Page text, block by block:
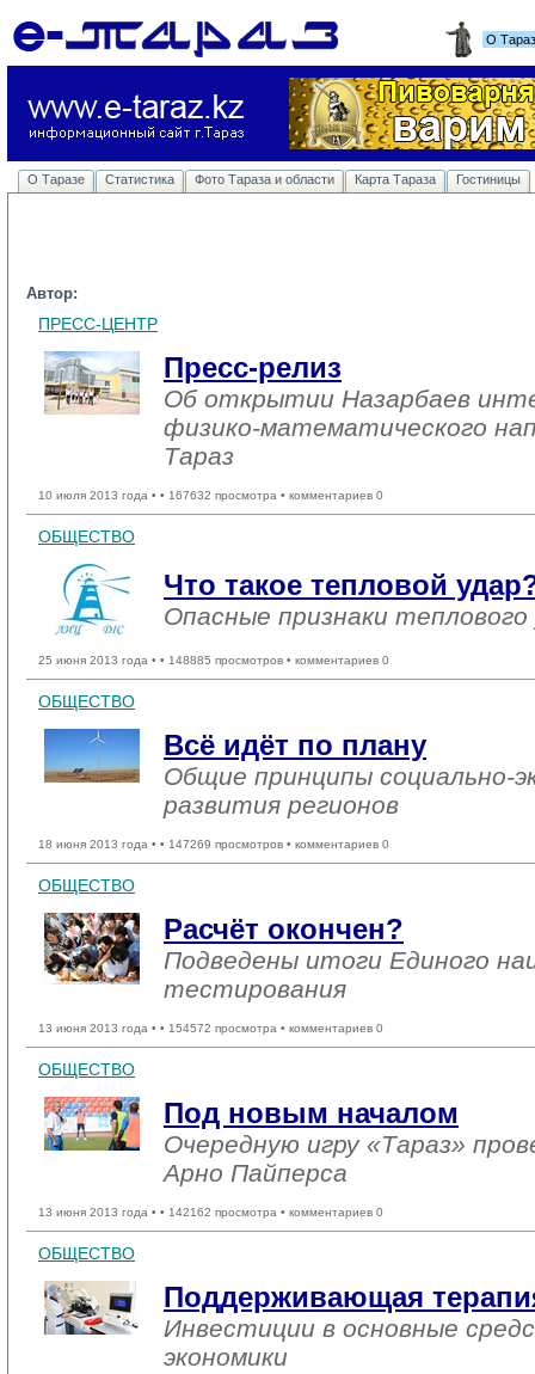
О
О Таразе Статистика Фото Тараза и области Карта Тараза Гостиницы
Автор:
ПРЕСС-ЦЕНТР
Пресс-релиз
Об открытии Назарбаев
физико-математического
Тараз
10 июля 2013 года • • 167632 просмотра • комментариев 0
ОБЩЕСТВО
Что такое тепловой
Опасные признаки теплового
25 июня 2013 года • • 148885 просмотров • комментариев 0
ОБЩЕСТВО
Всё идёт по плану
Общие принципы социально-
развития регионов
18 июня 2013 года • • 147269 просмотров • комментариев 0
ОБЩЕСТВО
Расчёт окончен?
Подведены итоги Единого
тестирования
13 июня 2013 года • • 154572 просмотра • комментариев 0
ОБЩЕСТВО
Под новым началом
Очередную игру «Тараз»
Арно Пайперса
13 июня 2013 года • • 142162 просмотра • комментариев 0
ОБЩЕСТВО
Поддерживающая
Инвестиции в основные
экономики